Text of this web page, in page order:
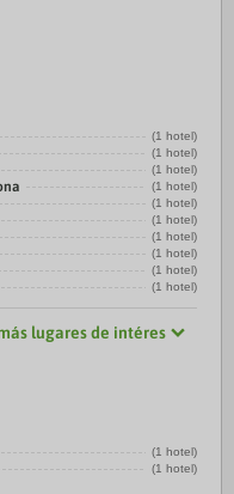
(1 hotel)
(1 hotel)
(1 hotel)
(1 hotel)
(1 hotel)
(1 hotel)
(1 hotel)
(1 hotel)
(1 hotel)
(1 hotel)
lugares de intéres
(1 hotel)
(1 hotel)